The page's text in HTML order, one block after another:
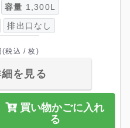
容量 1,300L
排出口なし
(税込 / 枚)
を見る
買い物かごに入れ
る